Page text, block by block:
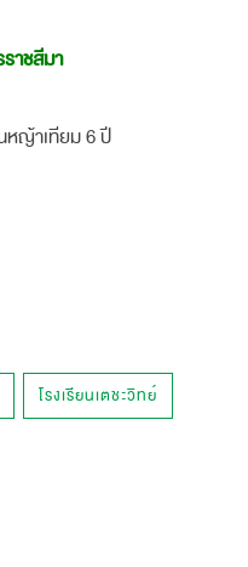
ราชสีมา
หญ้าเทียม 6 ปี
โรงเรียนเตชะวิทย์